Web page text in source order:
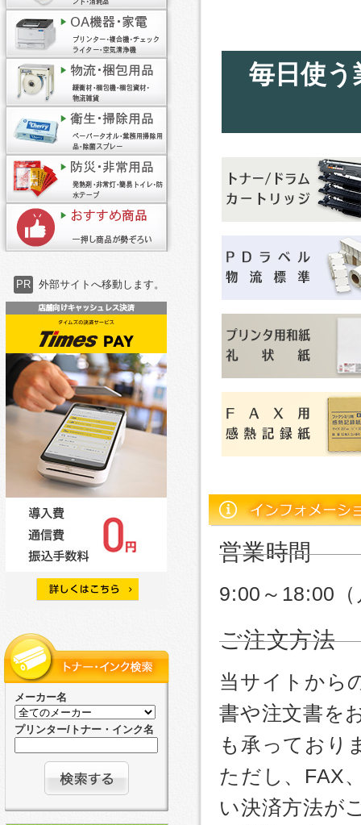
PR 外部サイトへ移動します。
メーカー名
プリンター/トナー・インク名
毎日使う
営業時間
9:00～18:00
ご注文方法
当サイトから
書や注文書を
も承っており
ただし、FAX
い決済方法が